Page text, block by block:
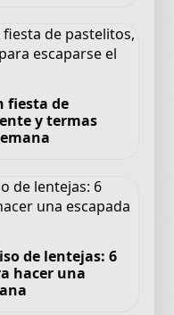
fiesta de
y termas
de lentejas: 6
hacer una